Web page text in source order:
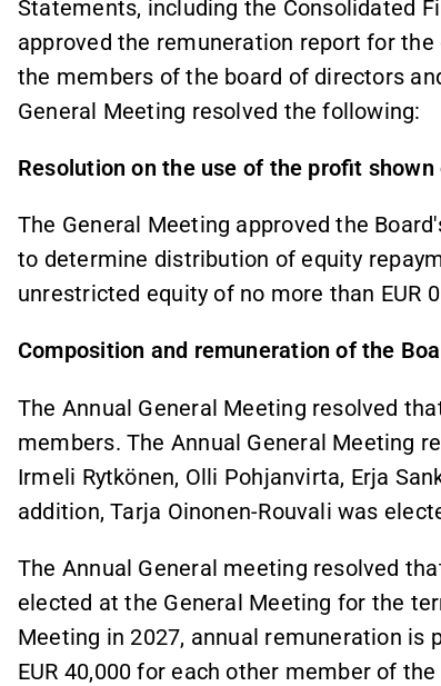
Statements, including the Consolidated
approved the remuneration report for
the members of the board of directors
General Meeting resolved the following:
Resolution on the use of the profit
The General Meeting approved the
to determine distribution of equity
unrestricted equity of no more than EUR
Composition and remuneration of the
The Annual General Meeting resolved
members. The Annual General Meeting
Irmeli Rytkönen, Olli Pohjanvirta, Erja
addition, Tarja Oinonen-Rouvali was
The Annual General meeting resolved
elected at the General Meeting for the
Meeting in 2027, annual remuneration is
EUR 40,000 for each other member of